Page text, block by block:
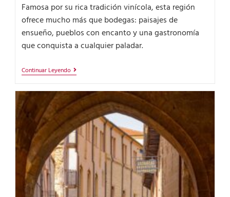
Famosa por su rica tradición vinícola, esta región
ofrece mucho más que bodegas: paisajes de
ensueño, pueblos con encanto y una gastronomía
que conquista a cualquier paladar.
Continuar Leyendo